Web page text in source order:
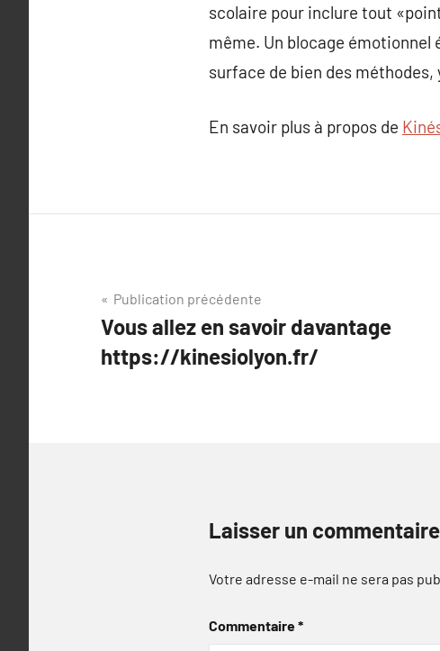
scolaire pour inclure tout
même. Un blocage
surface de bien des
En savoir plus à propos de
Navigation
de
l’article
Publication précédente
Vous allez en savoir davantage
https://kinesiolyon.fr/
Laisser un commentaire
Votre adresse e-mail ne sera pas
Commentaire*